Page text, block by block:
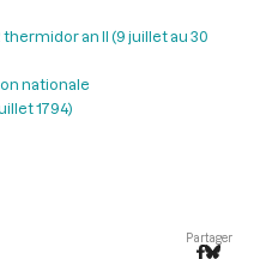
thermidor an II (9 juillet au 30
nationale
1794)
Partager